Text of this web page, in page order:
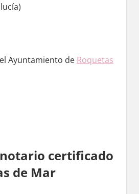
Ayuntamiento de Roquetas
certificado
dе Mar